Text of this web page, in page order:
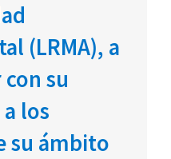
(LRMA), a
su
los
su ámbito